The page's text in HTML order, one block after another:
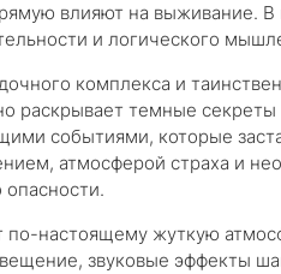
влияют на выживание. В
и логического
комплекса и
раскрывает темные секреты
событиями, которые
атмосферой страха и
по-настоящему жуткую
звуковые эффекты